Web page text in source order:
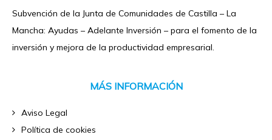
Subvención de la Junta de Comunidades de Castilla – La
Mancha: Ayudas – Adelante Inversión – para el fomento de la
inversión y mejora de la productividad empresarial.
MÁS INFORMACIÓN
Aviso Legal
Política de cookies